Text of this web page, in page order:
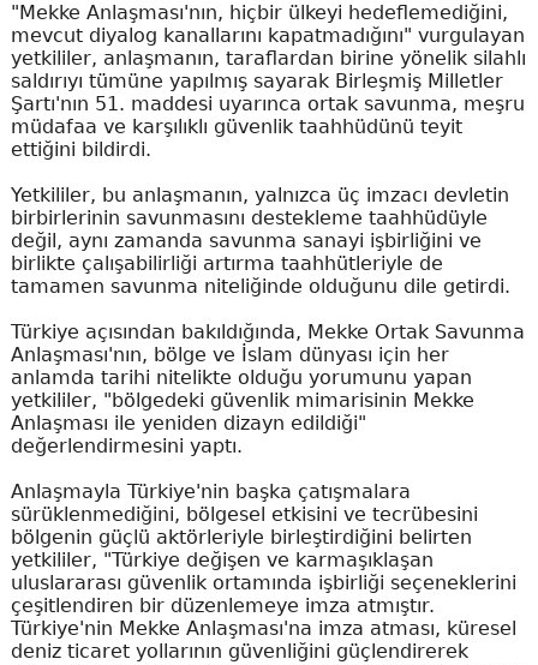
"Mekke Anlaşması'nın, hiçbir ülkeyi hedeflemediğini,
mevcut diyalog kanallarını kapatmadığını" vurgulayan
yetkililer, anlaşmanın, taraflardan birine yönelik silahlı
saldırıyı tümüne yapılmış sayarak Birleşmiş Milletler
Şartı'nın 51. maddesi uyarınca ortak savunma, meşru
müdafaa ve karşılıklı güvenlik taahhüdünü teyit
ettiğini bildirdi.
Yetkililer, bu anlaşmanın, yalnızca üç imzacı devletin
birbirlerinin savunmasını destekleme taahhüdüyle
değil, aynı zamanda savunma sanayi işbirliğini ve
birlikte çalışabilirliği artırma taahhütleriyle de
tamamen savunma niteliğinde olduğunu dile getirdi.
Türkiye açısından bakıldığında, Mekke Ortak Savunma
Anlaşması'nın, bölge ve İslam dünyası için her
anlamda tarihi nitelikte olduğu yorumunu yapan
yetkililer, "bölgedeki güvenlik mimarisinin Mekke
Anlaşması ile yeniden dizayn edildiği"
değerlendirmesini yaptı.
Anlaşmayla Türkiye'nin başka çatışmalara
sürüklenmediğini, bölgesel etkisini ve tecrübesini
bölgenin güçlü aktörleriyle birleştirdiğini belirten
yetkililer, "Türkiye değişen ve karmaşıklaşan
uluslararası güvenlik ortamında işbirliği seçeneklerini
çeşitlendiren bir düzenlemeye imza atmıştır.
Türkiye'nin Mekke Anlaşması'na imza atması, küresel
deniz ticaret yollarının güvenliğini güçlendirerek